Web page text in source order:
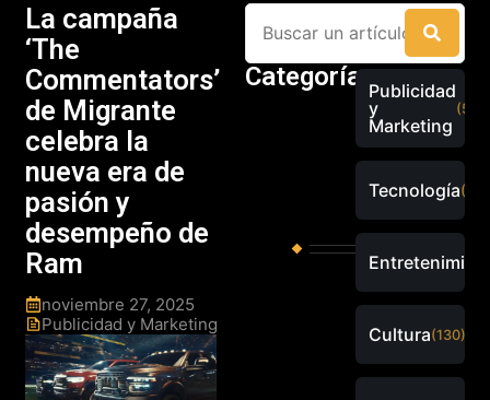
La campaña
‘The
Commentators’
de Migrante
celebra la
nueva era de
pasión y
desempeño de
Ram
noviembre 27, 2025
Publicidad y Marketing
CategoríasPublicidad
y
Marketing
Tecnología
Cultura(130)